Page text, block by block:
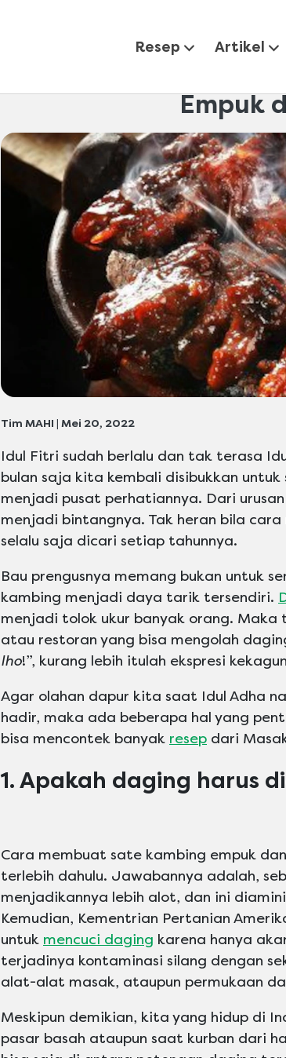
Resep Artikel
Empuk
Tim MAHI | Mei 20, 2022
Idul Fitri sudah berlalu dan tak terasa
bulan saja kita kembali disibukkan
menjadi pusat perhatiannya. Dari
menjadi bintangnya. Tak heran bila
selalu saja dicari setiap tahunnya.
Bau prengusnya memang bukan untuk
kambing menjadi daya tarik tersendiri.
menjadi tolok ukur banyak orang.
atau restoran yang bisa mengolah
lho!”, kurang lebih itulah ekspresi
Agar olahan dapur kita saat Idul Adha
hadir, maka ada beberapa hal yang
bisa mencontek banyak resep dari
1. Apakah daging harus
Cara membuat sate kambing empuk
terlebih dahulu. Jawabannya adalah,
menjadikannya lebih alot, dan ini
Kemudian, Kementrian Pertanian
untuk mencuci daging karena hanya
terjadinya kontaminasi silang dengan
alat-alat masak, ataupun permukaan
Meskipun demikian, kita yang hidup di
pasar basah ataupun saat kurban dari